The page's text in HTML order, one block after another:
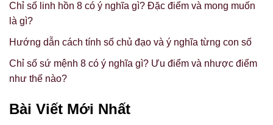
Chỉ số linh hồn 8 có ý nghĩa gì? Đặc điểm và mong muốn
là gì?
Hướng dẫn cách tính số chủ đạo và ý nghĩa từng con số
Chỉ số sứ mệnh 8 có ý nghĩa gì? Ưu điểm và nhược điểm
như thế nào?
Bài Viết Mới Nhất